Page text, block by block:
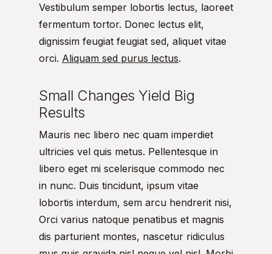
Vestibulum semper lobortis lectus, laoreet
fermentum tortor. Donec lectus elit,
dignissim feugiat feugiat sed, aliquet vitae
orci. Aliquam sed purus lectus.
Small Changes Yield Big
Results
Mauris nec libero nec quam imperdiet
ultricies vel quis metus. Pellentesque in
libero eget mi scelerisque commodo nec
in nunc. Duis tincidunt, ipsum vitae
lobortis interdum, sem arcu hendrerit nisi,
Orci varius natoque penatibus et magnis
dis parturient montes, nascetur ridiculus